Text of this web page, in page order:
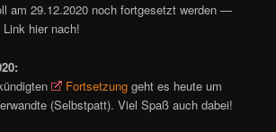
am 29.12.2020 noch fortgesetzt werden —
hier nach!
Fortsetzung geht es heute um
(Selbstpatt). Viel Spaß auch dabei!